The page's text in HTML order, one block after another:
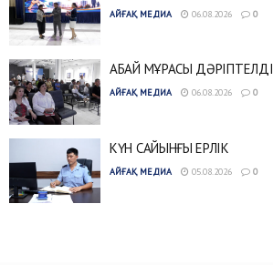
АЙҒАҚ МЕДИА 06.08.2026 0
АБАЙ МҰРАСЫ ДӘРІПТЕЛДІ
АЙҒАҚ МЕДИА 06.08.2026 0
КҮН САЙЫНҒЫ ЕРЛІК
АЙҒАҚ МЕДИА 05.08.2026 0